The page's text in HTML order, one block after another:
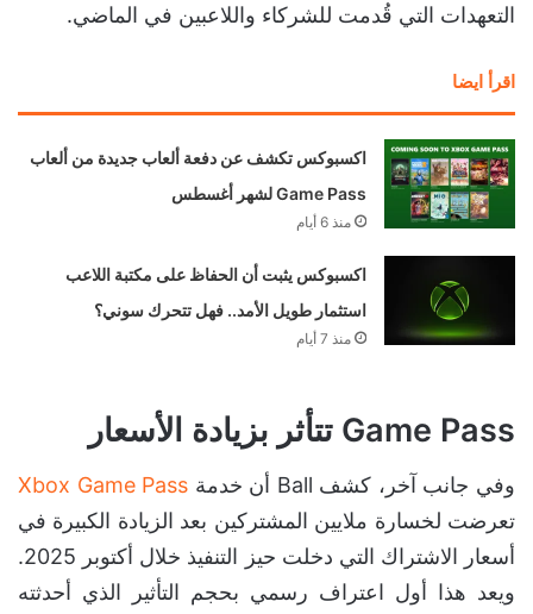
التعهدات التي قُدمت للشركاء واللاعبين في الماضي.
اقرأ ايضا
اكسبوكس تكشف عن دفعة ألعاب جديدة من ألعاب
Game Pass لشهر أغسطس
منذ 6 أيام
اكسبوكس يثبت أن الحفاظ على مكتبة اللاعب
استثمار طويل الأمد.. فهل تتحرك سوني؟
منذ 7 أيام
Game Pass تتأثر بزيادة الأسعار
وفي جانب آخر، كشف Ball أن خدمة
Xbox Game Pass
تعرضت لخسارة ملايين المشتركين بعد الزيادة الكبيرة في
أسعار الاشتراك التي دخلت حيز التنفيذ خلال أكتوبر 2025.
ويعد هذا أول اعتراف رسمي بحجم التأثير الذي أحدثته